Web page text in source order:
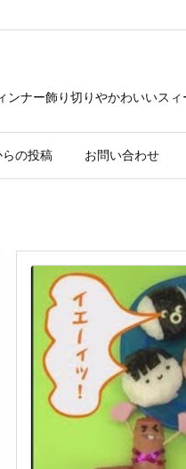
ナー飾り切りやかわいいス
らの投稿 お問い合わせ